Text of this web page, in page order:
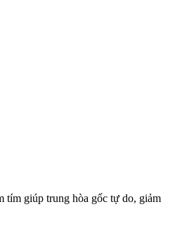
tím giúp trung hòa gốc tự do, giảm